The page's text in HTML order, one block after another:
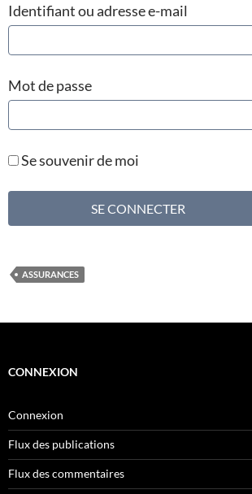
Identifiant ou adresse e-mail
Mot de passe
Se souvenir de moi
ASSURANCES
CONNEXION
Connexion
Flux des publications
Flux des commentaires